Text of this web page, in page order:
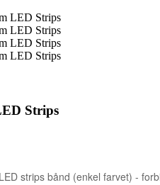
Strips
strips bånd (enkel farvet) -